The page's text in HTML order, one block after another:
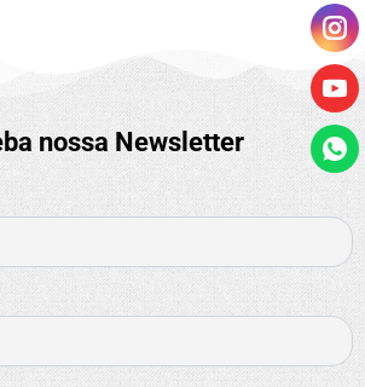
nossa Newsletter